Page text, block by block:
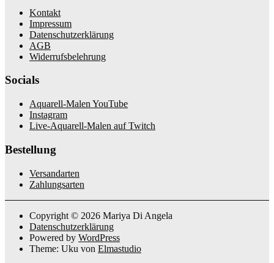
Kontakt
Impressum
Datenschutzerklärung
AGB
Widerrufsbelehrung
Socials
Aquarell-Malen YouTube
Instagram
Live-Aquarell-Malen auf Twitch
Bestellung
Versandarten
Zahlungsarten
Copyright © 2026 Mariya Di Angela
Datenschutzerklärung
Powered by WordPress
Theme: Uku von Elmastudio